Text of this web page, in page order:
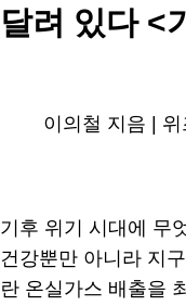
달려 있다 <
이의철 지음 |
기후 위기 시대에 무
건강뿐만 아니라 지
란 온실가스 배출을